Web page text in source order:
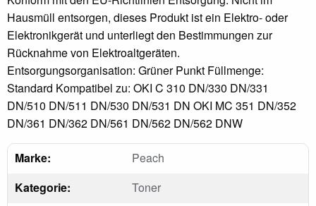
Hausmüll entsorgen, dieses Produkt ist ein Elektro- oder
Elektronikgerät und unterliegt den Bestimmungen zur
Rücknahme von Elektroaltgeräten.
Entsorgungsorganisation: Grüner Punkt Füllmenge:
Standard Kompatibel zu: OKI C 310 DN/330 DN/331
DN/510 DN/511 DN/530 DN/531 DN OKI MC 351 DN/352
DN/361 DN/362 DN/561 DN/562 DN/562 DNW
Marke:
Peach
Kategorie:
Toner